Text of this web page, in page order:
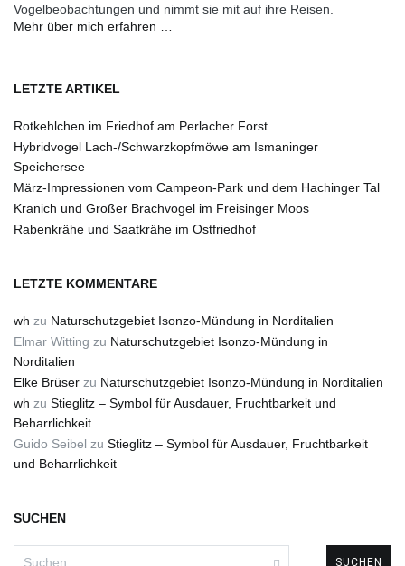
Vogelbeobachtungen und nimmt sie mit auf ihre Reisen.
Mehr über mich erfahren …
LETZTE ARTIKEL
Rotkehlchen im Friedhof am Perlacher Forst
Hybridvogel Lach-/Schwarzkopfmöwe am Ismaninger
Speichersee
März-Impressionen vom Campeon-Park und dem Hachinger Tal
Kranich und Großer Brachvogel im Freisinger Moos
Rabenkrähe und Saatkrähe im Ostfriedhof
LETZTE KOMMENTARE
wh zu Naturschutzgebiet Isonzo-Mündung in Norditalien
Elmar Witting zu Naturschutzgebiet Isonzo-Mündung in
Norditalien
Elke Brüser zu Naturschutzgebiet Isonzo-Mündung in Norditalien
wh zu Stieglitz – Symbol für Ausdauer, Fruchtbarkeit und
Beharrlichkeit
Guido Seibel zu Stieglitz – Symbol für Ausdauer, Fruchtbarkeit
und Beharrlichkeit
SUCHEN